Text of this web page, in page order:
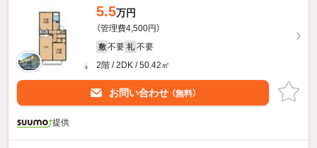
5.5万円
（管理費4,500円）
敷 不要 礼 不要
2階 / 2DK / 50.42㎡
お問い合わせ （無料）
提供